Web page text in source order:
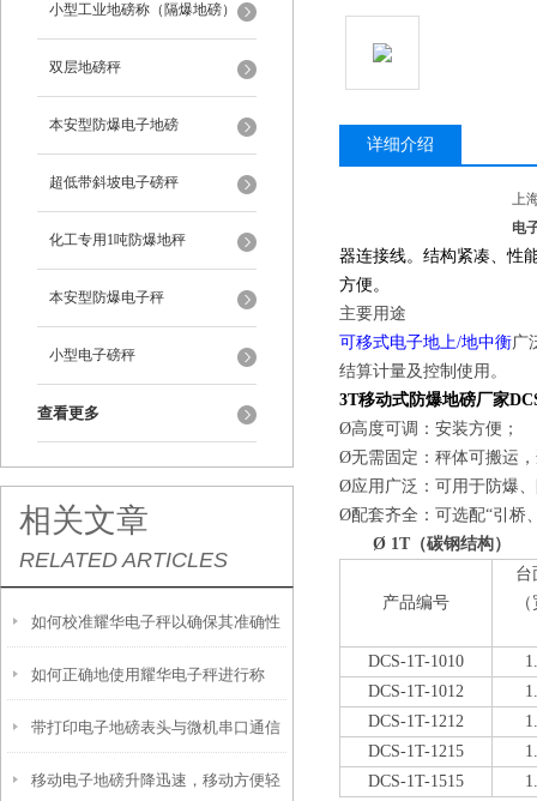
小型工业地磅称（隔爆地磅）
双层地磅秤
本安型防爆电子地磅
超低带斜坡电子磅秤
化工专用1吨防爆地秤
本安型防爆电子秤
小型电子磅秤
查看更多
相关文章
RELATED ARTICLES
如何校准耀华电子秤以确保其准确性
和稳定性？
如何正确地使用耀华电子秤进行称
重？
带打印电子地磅表头与微机串口通信
的经验
移动电子地磅升降迅速，移动方便轻
详细介绍
上
电
器连接线。结构紧凑、性
方便。
主要用途
可移式电子地上/地中衡广
结算计量及控制使用。
3T移动式防爆地磅厂家
Ø高度可调：安装方便；
Ø无需固定：秤体可搬运
Ø应用广泛：可用于防爆
Ø配套齐全：可选配“引桥
Ø 1T （碳钢结构）
产品编号
DCS-1T-1010
DCS-1T-1012
DCS-1T-1212
DCS-1T-1215
DCS-1T-1515